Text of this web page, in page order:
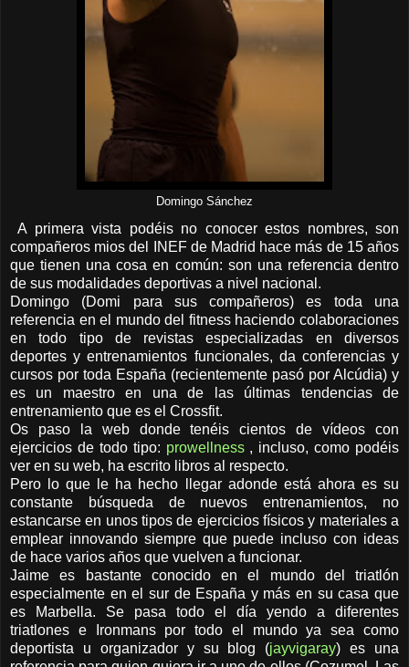
Domingo Sánchez
A primera vista podéis no conocer estos nombres, son
compañeros mios del INEF de Madrid hace más de 15 años
que tienen una cosa en común: son una referencia dentro
de sus modalidades deportivas a nivel nacional.
Domingo (Domi para sus compañeros) es toda una
referencia en el mundo del fitness haciendo colaboraciones
en todo tipo de revistas especializadas en diversos
deportes y entrenamientos funcionales, da conferencias y
cursos por toda España (recientemente pasó por Alcúdia) y
es un maestro en una de las últimas tendencias de
entrenamiento que es el Crossfit.
Os paso la web donde tenéis cientos de vídeos con
ejercicios de todo tipo: prowellness, incluso, como podéis
ver en su web, ha escrito libros al respecto.
Pero lo que le ha hecho llegar adonde está ahora es su
constante búsqueda de nuevos entrenamientos, no
estancarse en unos tipos de ejercicios físicos y materiales a
emplear innovando siempre que puede incluso con ideas
de hace varios años que vuelven a funcionar.
Jaime es bastante conocido en el mundo del triatlón
especialmente en el sur de España y más en su casa que
es Marbella. Se pasa todo el día yendo a diferentes
triatlones e Ironmans por todo el mundo ya sea como
deportista u organizador y su blog (jayvigaray) es una